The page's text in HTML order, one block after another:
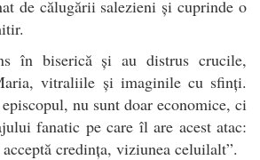
de călugării salezieni și cuprinde o
în biserică și au distrus crucile,
vitraliile și imaginile cu sfinți.
nu sunt doar economice, ci
fanatic pe care îl are acest atac:
credința, viziunea celuilalt”.